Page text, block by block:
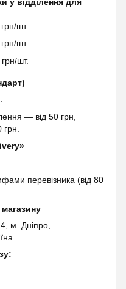
шт.
шт.
шт.
— від 50 грн,
перевізника (від 80
м. Дніпро,